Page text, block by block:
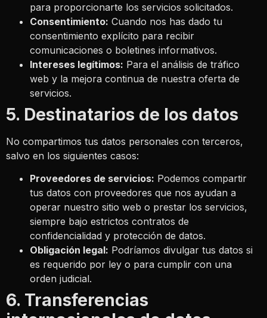
para proporcionarte los servicios solicitados.
Consentimiento: Cuando nos has dado tu
consentimiento explícito para recibir
comunicaciones o boletines informativos.
Intereses legítimos: Para el análisis de tráfico
web y la mejora continua de nuestra oferta de
servicios.
5. Destinatarios de los datos
No compartimos tus datos personales con terceros,
salvo en los siguientes casos:
Proveedores de servicios: Podemos compartir
tus datos con proveedores que nos ayudan a
operar nuestro sitio web o prestar los servicios,
siempre bajo estrictos contratos de
confidencialidad y protección de datos.
Obligación legal: Podríamos divulgar tus datos si
es requerido por ley o para cumplir con una
orden judicial.
6. Transferencias